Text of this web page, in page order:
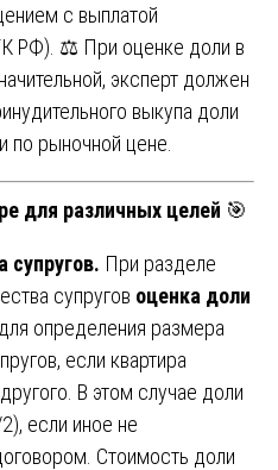
с выплатой
РФ). ⚖️ При оценке доли в
эксперт должен
выкупа доли
по рыночной цене.
для различных целей 🎯
При разделе
супругов оценка доли
определения размера
если квартира
В этом случае доли
если иное не
Стоимость доли